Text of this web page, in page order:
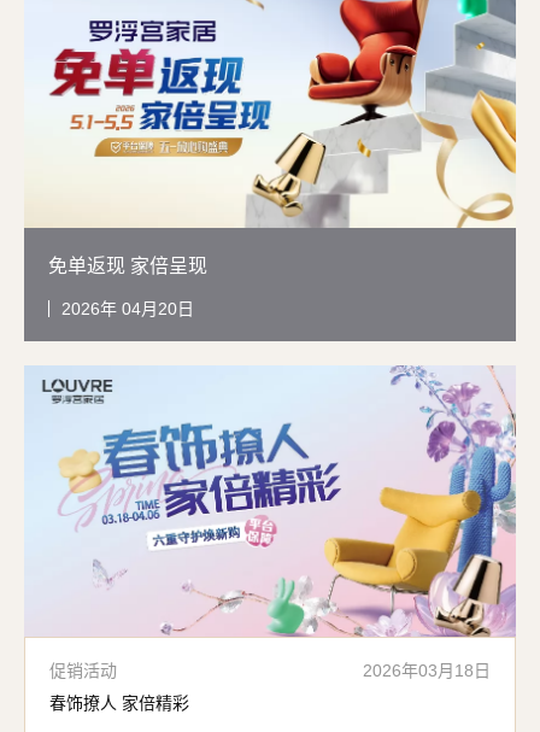
免单返现 家倍呈现
04月20日
2026
促销活动
2026年03月18日
春饰撩人 家倍精彩